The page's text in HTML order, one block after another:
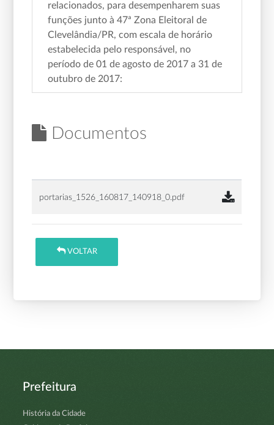
relacionados, para desempenharem suas
funções junto à 47ª Zona Eleitoral de
Clevelândia/PR, com escala de horário
estabelecida pelo responsável, no
período de 01 de agosto de 2017 a 31 de
outubro de 2017:
Documentos
portarias_1526_160817_140918_0.pdf
VOLTAR
Prefeitura
História da Cidade